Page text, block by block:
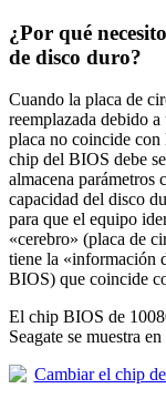
¿Por qué
de disco duro?
Cuando la placa de
reemplazada debido
placa no coincide con
chip del BIOS debe
almacena parámetros
capacidad del disco
para que el equipo
«cerebro» (placa de
tiene la «información
BIOS) que coincide
El chip BIOS de
Seagate se muestra